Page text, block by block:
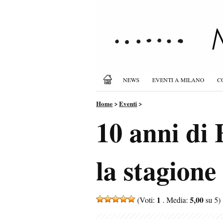
NEWS EVENTI A MILANO
Home>Eventi>
10 anni di
la
(Voti: 1 . Media: 5,00su 5)